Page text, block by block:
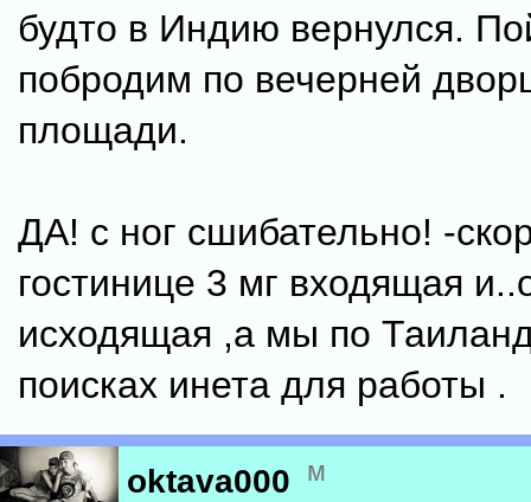
будто в Индию вернулся.
побродим по вечерней
площади.
ДА! с ног сшибательно! -
гостинице 3 мг входящая
исходящая ,а мы по
поисках инета для работы .
oktava000 м